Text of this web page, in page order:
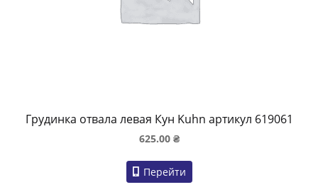
Грудинка отвала левая Кун Kuhn артикул 619061
625.00 ₴
Перейти